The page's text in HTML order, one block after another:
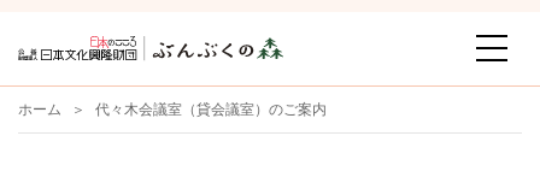
ホーム 代々木会議室（貸会議室）のご案内